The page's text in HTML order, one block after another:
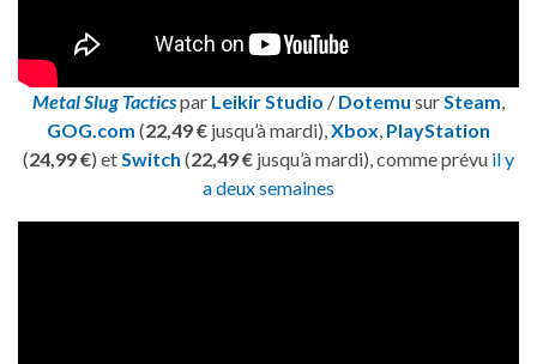
Metal Slug Tacticspar Leikir Studio / Dotemu sur Steam
GOG.com (22,49 € jusqu’à mardi), Xbox PlayStation
(24,99 €) et Switch (22,49 € jusqu’à mardi), comme prévu il y
a deux semaines